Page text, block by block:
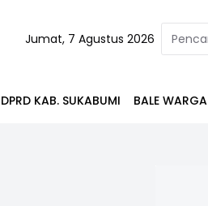
Jumat, 7 Agustus 2026
DPRD KAB. SUKABUMI BALE WARGA